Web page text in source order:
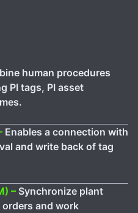
human procedures
PI tags, PI asset
Enables a connection with
and write back of tag
– Synchronize plant
and work